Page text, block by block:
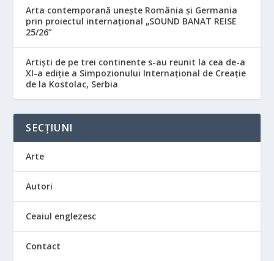
Arta contemporană unește România și Germania
prin proiectul internațional „SOUND BANAT REISE
25/26”
Artiști de pe trei continente s-au reunit la cea de-a
XI-a ediție a Simpozionului Internațional de Creație
de la Kostolac, Serbia
SECȚIUNI
Arte
Autori
Ceaiul englezesc
Contact